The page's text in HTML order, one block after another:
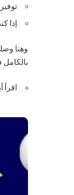
إذا
وهنا
اقرأ